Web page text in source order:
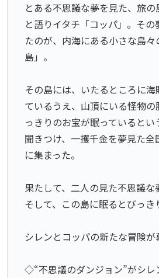
とある不思議な夢を見た、旅の
と語りイタチ「コッパ」。そ
たのが、内海にある小さな島々
島」。
その島には、いたるところに
ているうえ、山頂にいる怪物
っきりのお宝が眠っているとい
聞きつけ、一攫千金を夢見た
に集まった。
果たして、二人の見た不思議な
そして、この島に眠るとびっき
シレンとコッパの新たな冒険が
◇“不思議のダンジョン”がシレ